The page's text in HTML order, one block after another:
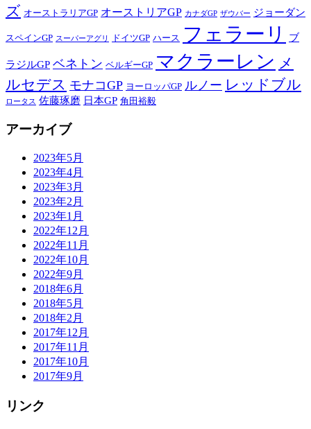
ズ オーストラリアGP オーストリアGP カナダGP ザウバー ジョーダン
スペインGP スーパーアグリ ドイツGP ハース フェラーリ ブ
ラジルGP ベネトン ベルギーGP マクラーレン メ
ルセデス モナコGP ヨーロッパGP ルノー レッドブル
ロータス 佐藤琢磨 日本GP 角田裕毅
アーカイブ
2023年5月
2023年4月
2023年3月
2023年2月
2023年1月
2022年12月
2022年11月
2022年10月
2022年9月
2018年6月
2018年5月
2018年2月
2017年12月
2017年11月
2017年10月
2017年9月
リンク